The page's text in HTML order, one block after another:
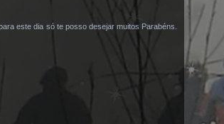
este dia só te posso desejar muitos Parabéns.